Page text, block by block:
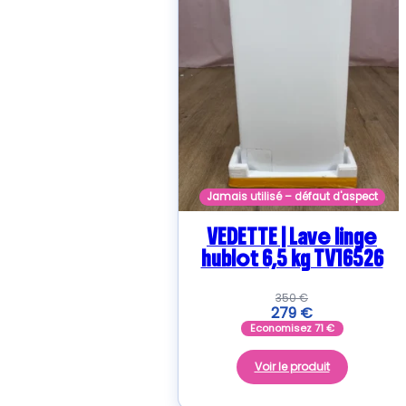
Jamais utilisé – défaut d'aspect
VEDETTE | Lave linge
hublot 6,5 kg TV16526
350€
279 €
Economisez71€
Voir le produit